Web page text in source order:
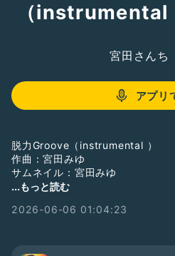
（instrumental
宮田さんち
アプリ
脱力Groove（instrumental ）
作曲：宮田みゆ
サムネイル：宮田みゆ
楽曲制作2026年5月1日
...もっと読む
2026-06-06 01:04:23